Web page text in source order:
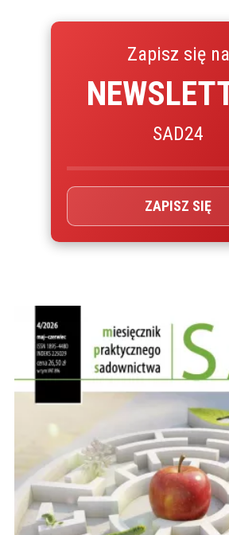
Zapisz się na
SAD24
ZAPISZ SIĘ